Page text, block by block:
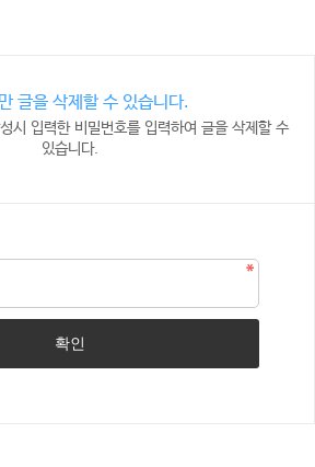
글을 삭제할 수 있습니다.
시 입력한 비밀번호를 입력하여 글을 삭제할 수
있습니다.